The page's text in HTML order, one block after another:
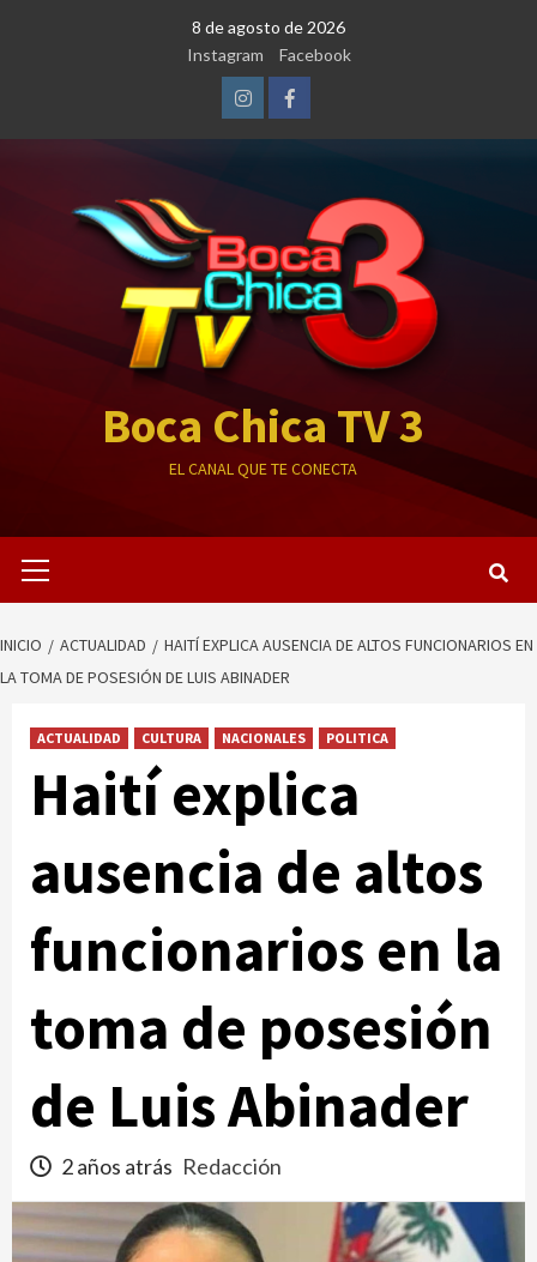
8 de agosto de 2026
Instagram
Facebook
InstagramFacebook
Boca Chica TV 3
EL CANAL QUE TE CONECTA
primario
INICIO ACTUALIDAD
HAITÍ EXPLICA AUSENCIA DE ALTOS FUNCIONARIOS EN
LA TOMA DE POSESIÓN DE LUIS ABINADER
ACTUALIDAD CULTURA NACIONALES POLITICA
Haití explica
ausencia de altos
funcionarios en la
toma de posesión
de Luis Abinader
2 años atrás Redacción